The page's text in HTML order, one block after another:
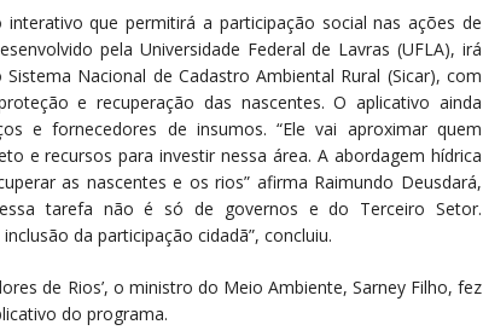
que permitirá a participação social nas ações de
pela Universidade Federal de Lavras (UFLA), irá
Nacional de Cadastro Ambiental Rural (Sicar), com
e recuperação das nascentes. O aplicativo ainda
e fornecedores de insumos. “Ele vai aproximar quem
e recursos para investir nessa área. A abordagem hídrica
as nascentes e os rios” afirma Raimundo Deusdará,
tarefa não é só de governos e do Terceiro Setor.
da participação cidadã”, concluiu.
de Rios’, o ministro do Meio Ambiente, Sarney Filho, fez
do programa.